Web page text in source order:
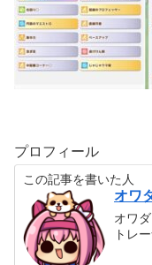
プロフィール
この記事を書いた人
オワ
オワ
トレ